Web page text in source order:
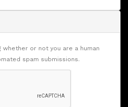
or not you are a human
spam submissions.